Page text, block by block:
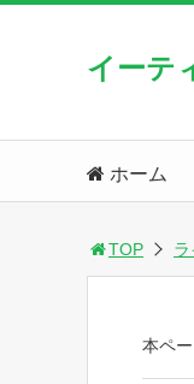
イーテ
ホーム
TOP ラ
本ペ